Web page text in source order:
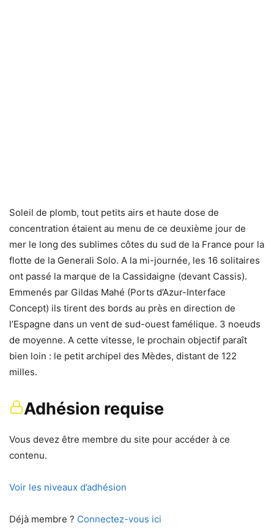
Soleil de plomb, tout petits airs et haute dose de
concentration étaient au menu de ce deuxième jour de
mer le long des sublimes côtes du sud de la France pour la
flotte de la Generali Solo. A la mi-journée, les 16 solitaires
ont passé la marque de la Cassidaigne (devant Cassis).
Emmenés par Gildas Mahé (Ports d’Azur-Interface
Concept) ils tirent des bords au près en direction de
l’Espagne dans un vent de sud-ouest famélique. 3 noeuds
de moyenne. A cette vitesse, le prochain objectif paraît
bien loin : le petit archipel des Mèdes, distant de 122
milles.
Adhésion requise
Vous devez être membre du site pour accéder à ce
contenu.
Voir les niveaux d’adhésion
Déjà membre ? Connectez-vous ici